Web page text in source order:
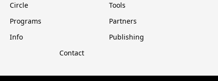
Circle
Tools
Programs
Partners
Info
Publishing
Contact